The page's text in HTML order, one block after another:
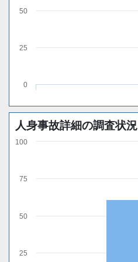
0
25
50
人身事故詳細の調査状況
25
50
75
100